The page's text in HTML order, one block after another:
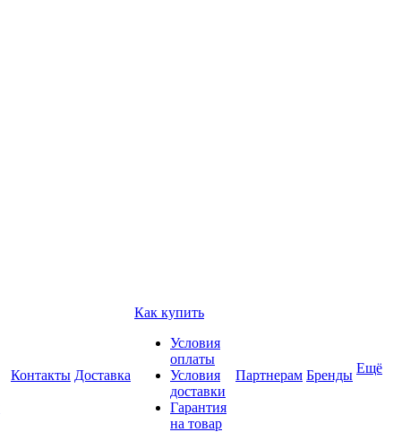
Контакты Доставка
Как купить
Условия
оплаты
Условия
доставки
Гарантия
на товар
Партнерам Бренды Ещё